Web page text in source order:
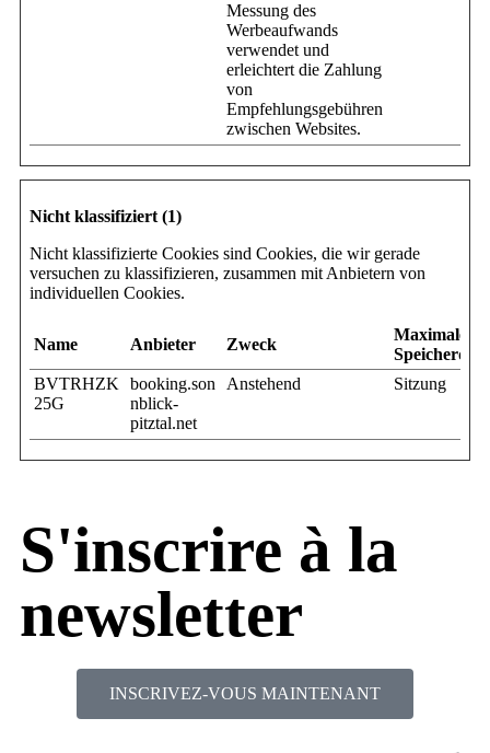
Messung des
Werbeaufwands
verwendet und
erleichtert die Zahlung
von
Empfehlungsgebühren
zwischen Websites.
Nicht klassifiziert (1)
Nicht klassifizierte Cookies sind Cookies, die wir gerade
versuchen zu klassifizieren, zusammen mit Anbietern von
individuellen Cookies.
Name Anbieter Zweck
Maximale
BVTRHZK
25G
booking.son
nblick-
pitztal.net
Anstehend Sitzung
S'inscrire à la
newsletter
INSCRIVEZ-VOUS MAINTENANT